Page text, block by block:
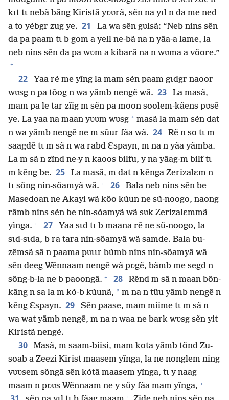
kɩt tɩ nebã bãng Kiristã yʋʋrã, sẽn na yɩl n da me ned
a to yẽbgr zug ye. 21
La wa sẽn gʋlsã: “Neb nins sẽn
da pa paam tɩ b gom a yell ne-bã na n yãa-a lame, la
neb nins sẽn da pa wʋm a kibarã na n wʋma a võore.”
+
22
Yaa rẽ me yĩng la mam sẽn paam gɩdgr naoor
wʋsg n pa tõog n wa yãmb nengẽ wã. 23
La masã,
mam pa le tar zĩig m sẽn pa moon soolem-kãens pʋsẽ
ye. La yaa na maan yʋʋm wʋsg * masã la mam sẽn dat
n wa yãmb nengẽ ne m sũur fãa wã. 24
Rẽ n so tɩ m
saagdẽ tɩ m sã n wa rabd Ɛspayn, m na n yãa yãmba.
La m sã n zĩnd ne-y n kaoos bilfu, y na yãag-m bilf tɩ
m kẽng be. 25
La masã, m dat n kẽnga Zerizalɛm n
tɩ sõng nin-sõamyã wã. + 26
Bala neb nins sẽn be
Masedoan ne Akayi wã kõo kũun ne sũ-noogo, naong
rãmb nins sẽn be nin-sõamyã wã sʋk Zerizalɛmmã
yĩnga. + 27
Yaa sɩd tɩ b maana rẽ ne sũ-noogo, la
sɩd-sɩda, b ra tara nin-sõamyã wã samde. Bala bu-
zẽmsã sã n paama pʋɩɩr bũmb nins nin-sõamyã wã
sẽn deeg Wẽnnaam nengẽ wã pʋgẽ, bãmb me segd n
sõng-b-la ne b paoongã. + 28
Rẽnd m sã n maan bõn-
kãng n sa la m kõ-b kũunã, * m na n tũu yãmb nengẽ n
kẽng Ɛspayn. 29
Sẽn paase, mam miime tɩ m sã n
wa wat yãmb nengẽ, m na n waa ne bark wʋsg sẽn yit
Kiristã nengẽ.
30
Masã, m saam-biisi, mam kota yãmb tõnd Zu-
soab a Zeezi Kirist maasem yĩnga, la ne nonglem ning
vʋʋsem sõngã sẽn kõtã maasem yĩnga, tɩ y naag
maam n pʋʋs Wẽnnaam ne y sũy fãa mam yĩnga, +
+